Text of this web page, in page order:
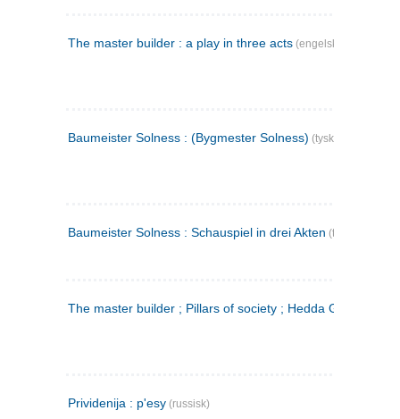
The master builder : a play in three acts (engelsk)
Baumeister Solness : (Bygmester Solness) (tysk)
Baumeister Solness : Schauspiel in drei Akten (tysk)
The master builder ; Pillars of society ; Hedda Gabler
Prividenija : p'esy (russisk)